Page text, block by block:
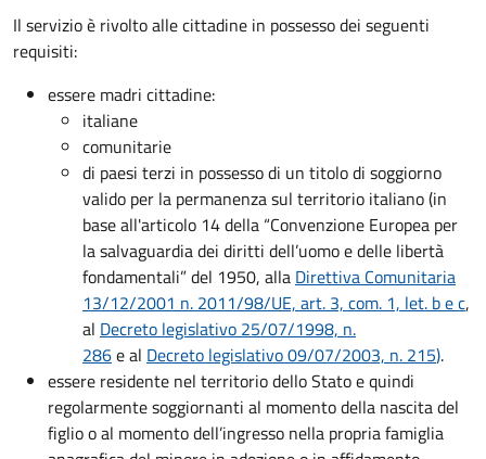
Il servizio è rivolto alle cittadine in possesso dei seguenti
requisiti:
essere madri cittadine:
italiane
comunitarie
di paesi terzi in possesso di un titolo di soggiorno
valido per la permanenza sul territorio italiano (in
base all'articolo 14 della “Convenzione Europea per
la salvaguardia dei diritti dell’uomo e delle libertà
fondamentali” del 1950, alla Direttiva Comunitaria
13/12/2001 n. 2011/98/UE, art. 3, com. 1, let. b e c,
al Decreto legislativo 25/07/1998, n.
286e al Decreto legislativo 09/07/2003, n. 215).
essere residente nel territorio dello Stato e quindi
regolarmente soggiornanti al momento della nascita del
figlio o al momento dell’ingresso nella propria famiglia